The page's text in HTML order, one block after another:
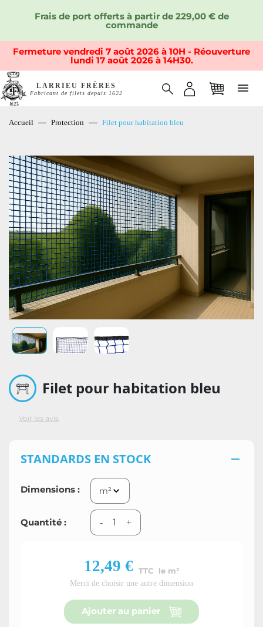
Frais de port offerts à partir de 229,00 € de
commande
Fermeture vendredi 7 août 2026 à 10H - Réouverture
lundi 17 août 2026 à 14H30.
LARRIEU FRÈRES
Fabricant de filets depuis 1622
Accueil Protection Filet pour habitation bleu
Filet pour habitation bleu
Voir les avis
STANDARDS EN STOCK 
Dimensions :
Quantité : - +
12,49 € TTC le m²
Merci de choisir une autre dimension
Ajouter au panier